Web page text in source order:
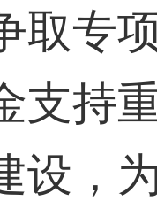
取专
支持
设，